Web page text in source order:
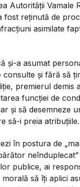
Autorității Vamale
fost reținută de
asimilate
și-a asumat
și fără să
premierul demis
funcției de
și să desemneze
să-i preia atribuțiile.
în postura de
publice, ai
morală să îți aplici